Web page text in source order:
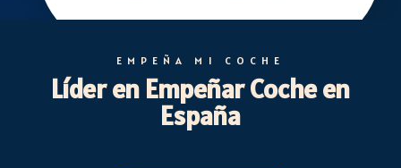
EMPEÑA MI COCHE
Líder en Empeñar Coche en
España